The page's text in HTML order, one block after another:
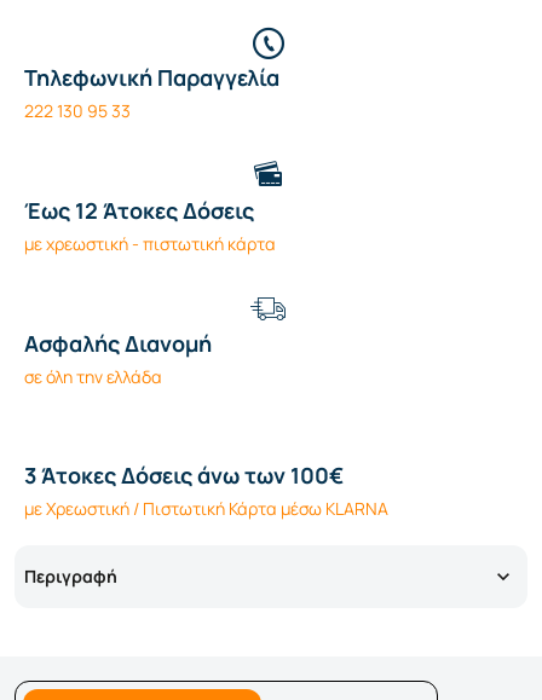
Τηλεφωνική Παραγγελία
222 130 95 33
Έως 12 Άτοκες Δόσεις
με χρεωστική - πιστωτική κάρτα
Ασφαλής Διανομή
σε όλη την ελλάδα
3 Άτοκες Δόσεις άνω των 100€
με Χρεωστική / Πιστωτική Κάρτα μέσω KLARNA
Περιγραφή